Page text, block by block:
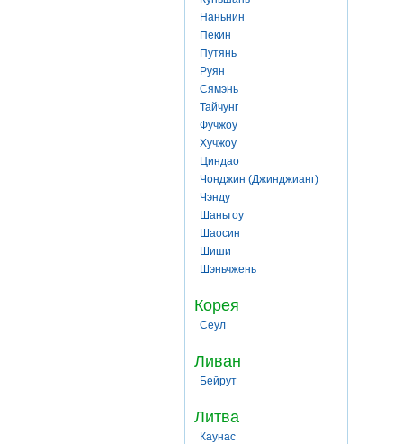
Наньнин
Пекин
Путянь
Руян
Сямэнь
Тайчунг
Фучжоу
Хучжоу
Циндао
Чонджин (Джинджианг)
Чэнду
Шаньтоу
Шаосин
Шиши
Шэньчжень
Корея
Сеул
Ливан
Бейрут
Литва
Каунас